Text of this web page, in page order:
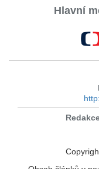
Hlavní